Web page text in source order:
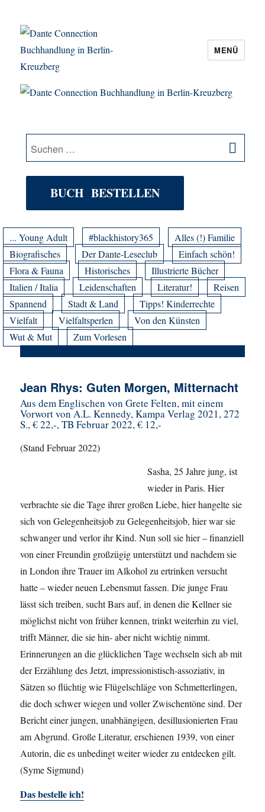
Dante Connection Buchhandlung in
MENÜ
Suche
nach:
BUCH BESTELLEN
... Young Adult #blackhistory365
Alles (!) Familie
Biografisches
Der Dante-Leseclub
Einfach schön!
Flora & Fauna
Historisches
Illustrierte Bücher
Italien / Italia
Leidenschaften Literatur!
Reisen
Spannend
Stadt & Land
Tipps! Kinderrechte
Vielfalt
Vielfaltsperlen
Von den Künsten
Wut & Mut
Zum Vorlesen
Jean Rhys: Guten Morgen, Mitternacht
Aus dem Englischen von Grete Felten, mit einem
Vorwort von A.L. Kennedy, Kampa Verlag 2021, 272
S., € 22,-, TB Februar 2022, € 12,-
(Stand Februar 2022)
Sasha, 25 Jahre jung, ist
wieder in Paris. Hier
verbrachte sie die Tage ihrer großen Liebe, hier hangelte sie
sich von Gelegenheitsjob zu Gelegenheitsjob, hier war sie
schwanger und verlor ihr Kind. Nun soll sie hier – finanziell
von einer Freundin großzügig unterstützt und nachdem sie
in London ihre Trauer im Alkohol zu ertrinken versucht
hatte – wieder neuen Lebensmut fassen. Die junge Frau
lässt sich treiben, sucht Bars auf, in denen die Kellner sie
möglichst nicht von früher kennen, trinkt weiterhin zu viel,
trifft Männer, die sie hin- aber nicht wichtig nimmt.
Erinnerungen an die glücklichen Tage wechseln sich ab mit
der Erzählung des Jetzt, impressionistisch-assoziativ, in
Sätzen so flüchtig wie Flügelschläge von Schmetterlingen,
die doch schwer wiegen und voller Zwischentöne sind. Der
Bericht einer jungen, unabhängigen, desillusionierten Frau
am Abgrund. Große Literatur, erschienen 1939, von einer
Autorin, die es unbedingt weiter wieder zu entdecken gilt.
(Syme Sigmund)
Das bestelle ich!